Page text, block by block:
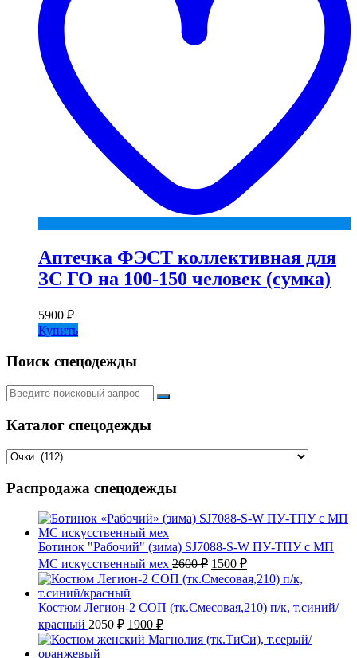
Аптечка ФЭСТ коллективная для
ЗС ГО на 100-150 человек (сумка)
5900 ₽
Купить
Поиск спецодежды
Искать:
Каталог спецодежды
Распродажа спецодежды
Ботинок "Рабочий" (зима) SJ7088-S-W ПУ-ТПУ с МП
МС искусственный мех 2600₽ Первоначальная
цена
составляла
2600 ₽.
1500 ₽Текущая
цена:
Костюм Легион-2 СОП (тк.Смесовая,210) п/к, т.синий/
красный 2050₽ Первоначальная
цена
составляла
1900 ₽Текущая
цена: